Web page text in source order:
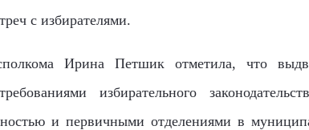
с избирателями.
Ирина Петшик отметила, что
избирательного
и первичными отделениями в